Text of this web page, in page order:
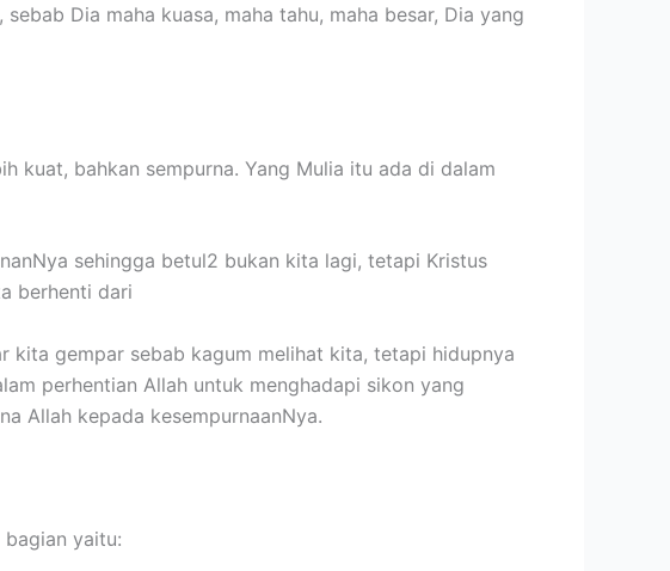
Dia maha kuasa, maha tahu, maha besar, Dia yang
kuat, bahkan sempurna. Yang Mulia itu ada di dalam
sehingga betul2 bukan kita lagi, tetapi Kristus
berhenti dari
gempar sebab kagum melihat kita, tetapi hidupnya
perhentian Allah untuk menghadapi sikon yang
Allah kepada kesempurnaanNya.
yaitu: